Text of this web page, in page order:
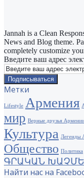
Jannah is a Clean
News and Blog theme.
completely customize
Введите ваш адрес
Метки
Lifestyle Армения
мир Верные друзья
Культура Легенды
Общество Политика
ԳՐԱԿԱՆ
Найти нас на